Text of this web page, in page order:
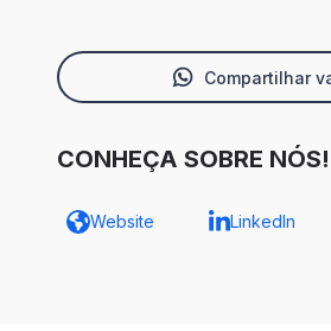
Compartilhar
CONHEÇA SOBRE NÓS!
Website LinkedIn